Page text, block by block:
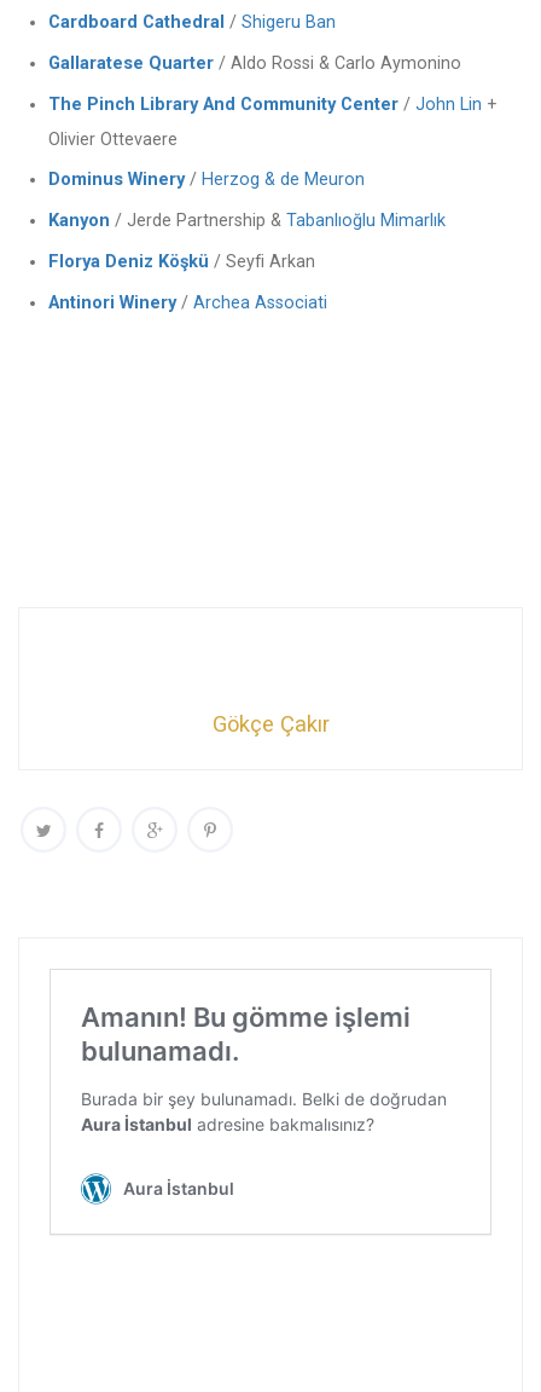
Cardboard Cathedral / Shigeru Ban
Gallaratese Quarter / Aldo Rossi & Carlo Aymonino
The Pinch Library And Community Center / John Lin +
Olivier Ottevaere
Dominus Winery/ Herzog & de Meuron
Kanyon / Jerde Partnership & Tabanlıoğlu Mimarlık
Florya Deniz Köşkü / Seyfi Arkan
Antinori Winery/ Archea Associati
Gökçe Çakır